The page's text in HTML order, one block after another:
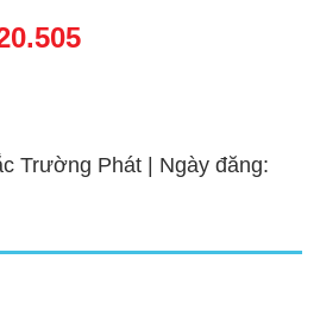
Trường Phát | Ngày đăng: